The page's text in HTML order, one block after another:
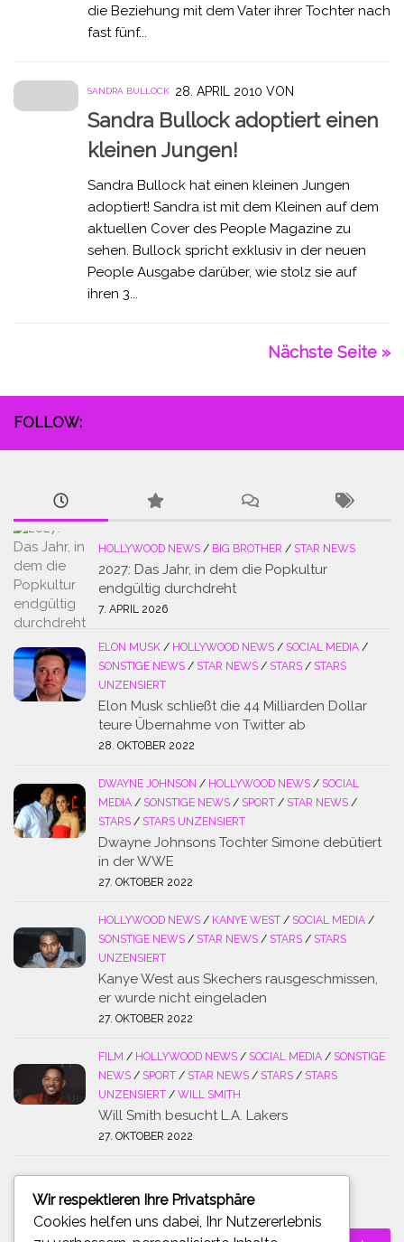
die Beziehung mit dem Vater ihrer Tochter nach
fast fünf...
SANDRA BULLOCK 28. APRIL 2010 VON
Sandra Bullock adoptiert einen
kleinen Jungen!
Sandra Bullock hat einen kleinen Jungen
adoptiert! Sandra ist mit dem Kleinen auf dem
aktuellen Cover des People Magazine zu
sehen. Bullock spricht exklusiv in der neuen
People Ausgabe darüber, wie stolz sie auf
ihren 3...
Nächste Seite »
FOLLOW:
HOLLYWOOD NEWS / BIG BROTHER / STAR NEWS
2027: Das Jahr, in dem die Popkultur
endgültig durchdreht
7. APRIL 2026
ELON MUSK / HOLLYWOOD NEWS / SOCIAL MEDIA /
SONSTIGE NEWS / STAR NEWS / STARS / STARS
UNZENSIERT
Elon Musk schließt die 44 Milliarden Dollar
teure Übernahme von Twitter ab
28. OKTOBER 2022
DWAYNE JOHNSON / HOLLYWOOD NEWS / SOCIAL
MEDIA / SONSTIGE NEWS / SPORT / STAR NEWS /
STARS / STARS UNZENSIERT
Dwayne Johnsons Tochter Simone debütiert
in der WWE
27. OKTOBER 2022
HOLLYWOOD NEWS / KANYE WEST / SOCIAL MEDIA /
SONSTIGE NEWS / STAR NEWS / STARS / STARS
UNZENSIERT
Kanye West aus Skechers rausgeschmissen,
er wurde nicht eingeladen
27. OKTOBER 2022
FILM / HOLLYWOOD NEWS / SOCIAL MEDIA / SONSTIGE
NEWS / SPORT / STAR NEWS / STARS / STARS
UNZENSIERT / WILL SMITH
Will Smith besucht L.A. Lakers
27. OKTOBER 2022
Suchen
Wir respektieren Ihre Privatsphäre
Cookies helfen uns dabei, Ihr Nutzererlebnis